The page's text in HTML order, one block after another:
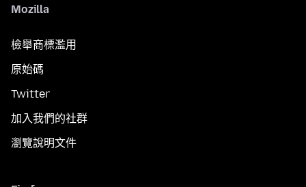
Mozilla
檢舉商標濫用
原始碼
Twitter
加入我們的社群
瀏覽說明文件